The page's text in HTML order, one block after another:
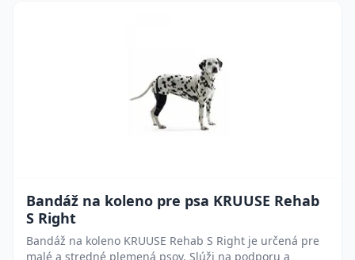
Bandáž na koleno pre psa KRUUSE Rehab
S Right
Bandáž na koleno KRUUSE Rehab S Right je určená pre
malé a stredné plemená psov. Slúži na podporu a